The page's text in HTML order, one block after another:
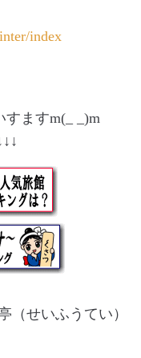
index
すますm(_ _)m
（せいふうてい）